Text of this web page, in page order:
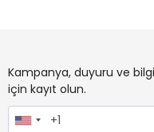
Kampanya, duyuru ve
için kayıt olun.